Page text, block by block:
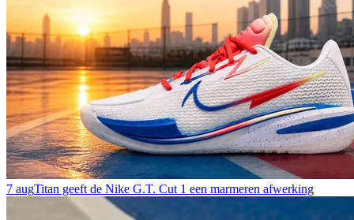
7 augTitan geeft de Nike G.T. Cut 1 een marmeren afwerking